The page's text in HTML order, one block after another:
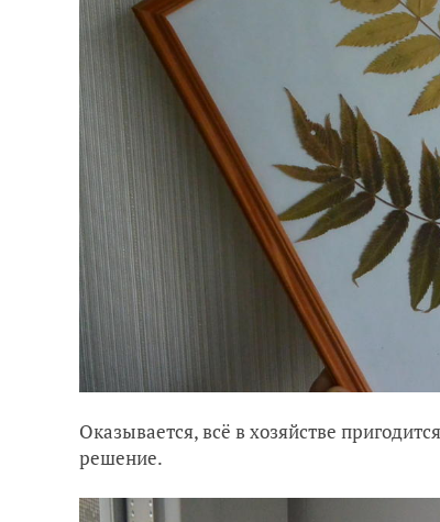
Оказывается, всё в хозяйстве
решение.